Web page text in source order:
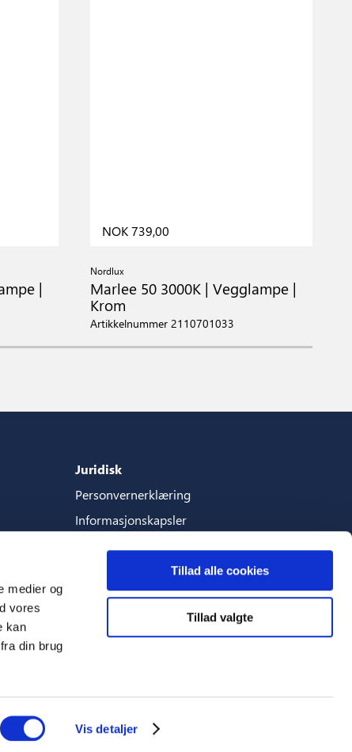
medier og
vores
kan
din brug
Vis detaljer
Tillad alle cookies
Tillad valgte
|
NOK 739,00
Nordlux
Marlee 50 3000K | Vegglampe |
Krom
Artikkelnummer 2110701033
Juridisk
Personvernerklæring
Informasjonskapsler